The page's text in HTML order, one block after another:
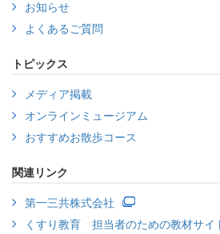
お知らせ
よくあるご質問
トピックス
メディア掲載
オンラインミュージアム
おすすめお散歩コース
関連リンク
第一三共株式会社
くすり教育 担当者のための教材サイ